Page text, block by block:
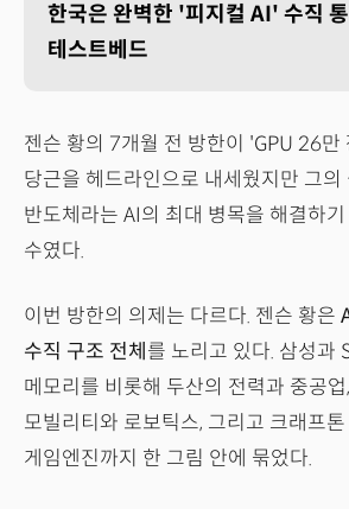
한국은 완벽한 '피지컬 AI' 수직 통
테스트베드
젠슨 황의 7개월 전 방한이 'GPU 26만
당근을 헤드라인으로 내세웠지만 그의
반도체라는 AI의 최대 병목을 해결하
수였다.
이번 방한의 의제는 다르다. 젠슨 황은
수직 구조 전체 를 노리고 있다. 삼성과
메모리를 비롯해 두산의 전력과 중공업
모빌리티와 로보틱스, 그리고 크래프
게임엔진까지 한 그림 안에 묶었다.